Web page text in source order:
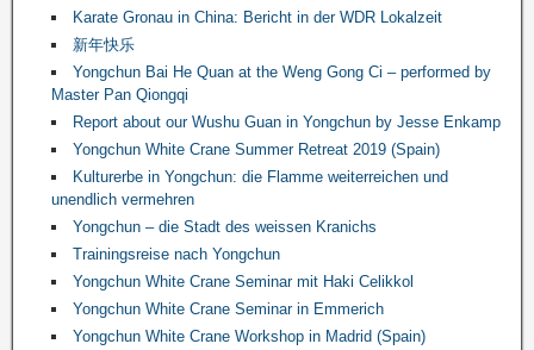
Karate Gronau in China: Bericht in der WDR Lokalzeit
新年快乐
Yongchun Bai He Quan at the Weng Gong Ci – performed by
Master Pan Qiongqi
Report about our Wushu Guan in Yongchun by Jesse Enkamp
Yongchun White Crane Summer Retreat 2019 (Spain)
Kulturerbe in Yongchun: die Flamme weiterreichen und
unendlich vermehren
Yongchun – die Stadt des weissen Kranichs
Trainingsreise nach Yongchun
Yongchun White Crane Seminar mit Haki Celikkol
Yongchun White Crane Seminar in Emmerich
Yongchun White Crane Workshop in Madrid (Spain)